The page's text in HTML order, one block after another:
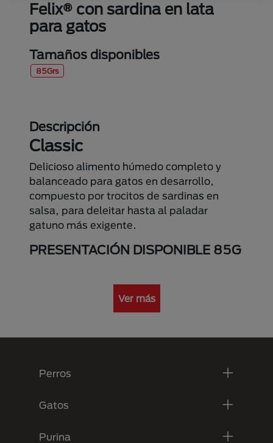
Felix® con sardina en lata
para gatos
Tamaños disponibles
85Grs
Descripción
Classic
Delicioso alimento húmedo completo y
balanceado para gatos en desarrollo,
compuesto por trocitos de sardinas en
salsa, para deleitar hasta al paladar
gatuno más exigente.
PRESENTACIÓN DISPONIBLE 85G
Ver más
Perros
Gatos
Purina